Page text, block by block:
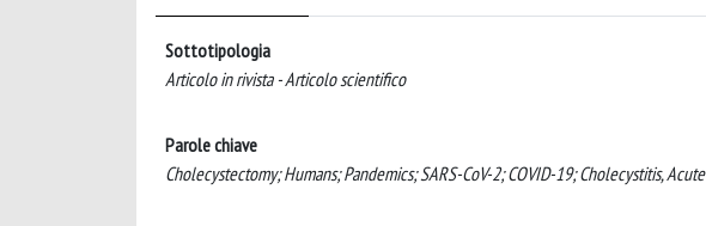
Sottotipologia
Articolo in rivista - Articolo scientifico
Parole chiave
Cholecystectomy; Humans; Pandemics; SARS-CoV-2; COVID-19; Cholecystitis, Acute